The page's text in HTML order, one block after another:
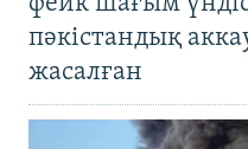
пәкістандық
жасалған